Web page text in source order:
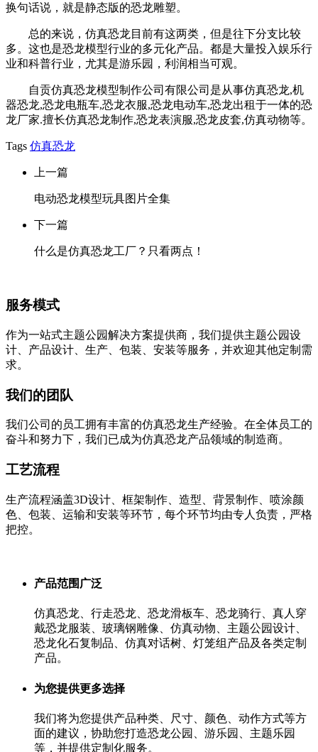
换句话说，就是静态版的恐龙雕塑。
总的来说，仿真恐龙目前有这两类，但是往下分支比较
多。这也是恐龙模型行业的多元化产品。都是大量投入娱乐行
业和科普行业，尤其是游乐园，利润相当可观。
自贡仿真恐龙模型制作公司有限公司是从事仿真恐龙,机
器恐龙,恐龙电瓶车,恐龙衣服,恐龙电动车,恐龙出租于一体的恐
龙厂家.擅长仿真恐龙制作,恐龙表演服,恐龙皮套,仿真动物等。
Tags 仿真恐龙
上一篇
电动恐龙模型玩具图片全集
下一篇
什么是仿真恐龙工厂？只看两点！
服务模式
作为一站式主题公园解决方案提供商，我们提供主题公园设
计、产品设计、生产、包装、安装等服务，并欢迎其他定制需
求。
我们的团队
我们公司的员工拥有丰富的仿真恐龙生产经验。在全体员工的
奋斗和努力下，我们已成为仿真恐龙产品领域的制造商。
工艺流程
生产流程涵盖3D设计、框架制作、造型、背景制作、喷涂颜
色、包装、运输和安装等环节，每个环节均由专人负责，严格
把控。
产品范围广泛
仿真恐龙、行走恐龙、恐龙滑板车、恐龙骑行、真人穿
戴恐龙服装、玻璃钢雕像、仿真动物、主题公园设计、
恐龙化石复制品、仿真对话树、灯笼组产品及各类定制
产品。
为您提供更多选择
我们将为您提供产品种类、尺寸、颜色、动作方式等方
面的建议，协助您打造恐龙公园、游乐园、主题乐园
等，并提供定制化服务。